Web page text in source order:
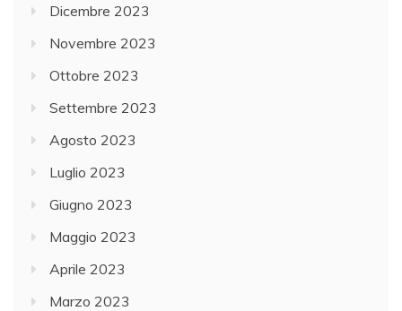
Dicembre 2023
Novembre 2023
Ottobre 2023
Settembre 2023
Agosto 2023
Luglio 2023
Giugno 2023
Maggio 2023
Aprile 2023
Marzo 2023